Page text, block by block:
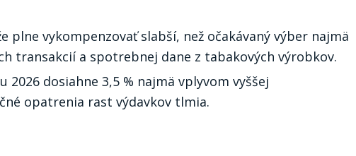
plne vykompenzovať slabší, než očakávaný výber najmä
transakcií a spotrebnej dane z tabakových výrobkov.
2026 dosiahne 3,5 % najmä vplyvom vyššej
opatrenia rast výdavkov tlmia.